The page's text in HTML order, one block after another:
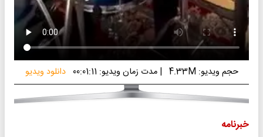
حجم ویدیو: 4.33M |مدت زمان ویدیو: 00:01:11 دانلود ویدیو
خبرنامه